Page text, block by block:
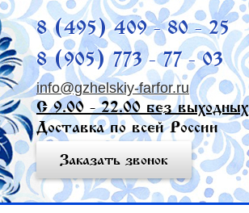
8 (495) 409 - 80 - 25
8 (905) 773 - 77 - 03
info@gzhelskiy-farfor.ru
С 9.00 - 22.00 без выходных
Доставка по всей России
Заказать звонок